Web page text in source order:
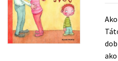
Auto - moto
Beletrie pro děti